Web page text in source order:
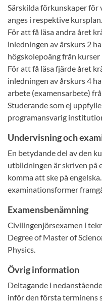
Särskilda förkunskaper
anges i respektive kursplan.
För att få läsa andra året
inledningen av årskurs 2
högskolepoäng från kurser
För att få läsa fjärde året
inledningen av årskurs 4
arbete (examensarbete)
Studerande som ej
programansvarig
Undervisning och
En betydande del av den
utbildningen är skriven på
komma att ske på
examinationsformer
Examensbenämning
Civilingenjörsexamen i
Degree of Master of
Physics.
Övrig information
Deltagande i
inför den första terminens